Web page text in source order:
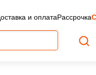
и оплатаРассрочка